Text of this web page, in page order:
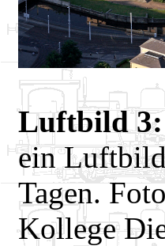
Luftbild 3:
ein
Tagen.
Kollege